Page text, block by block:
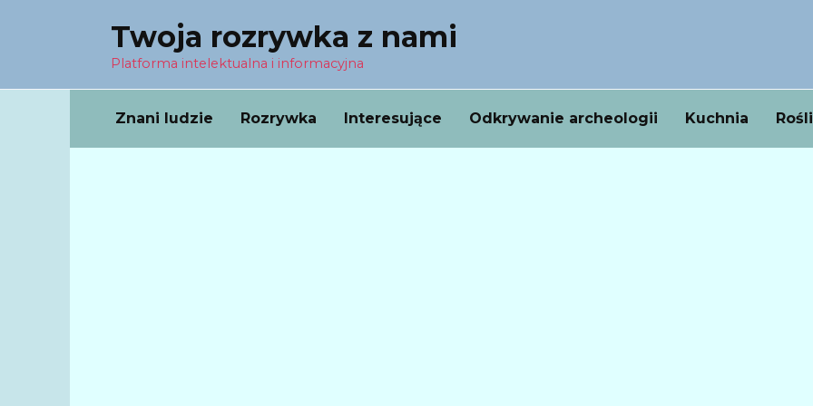
Twoja rozrywka z nami
Platforma intelektualna i informacyjna
Znani ludzie Rozrywka Interesujące Odkrywanie archeologii Kuchnia